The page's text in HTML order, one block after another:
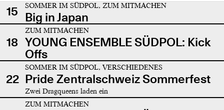
15
SOMMER IM SÜDPOL, ZUM MITMACHEN
Big in Japan
18
ZUM MITMACHEN
YOUNG ENSEMBLE SÜDPOL: Kick
Offs
22
SOMMER IM SÜDPOL, VERSCHIEDENES
Pride Zentralschweiz Sommerfest
Zwei Dragqueens laden ein
ZUM MITMACHEN